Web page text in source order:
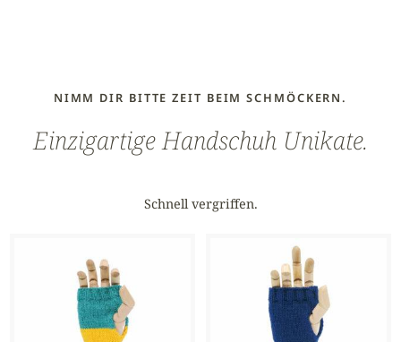
NIMM DIR BITTE ZEIT BEIM SCHMÖCKERN.
Einzigartige Handschuh Unikate.
Schnell vergriffen.